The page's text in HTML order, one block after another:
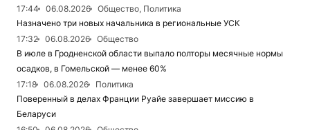
17:44
06.08.2026
Общество, Политика
Назначено три новых начальника в региональные УСК
17:32
06.08.2026
Общество
В июле в Гродненской области выпало полторы месячные нормы
осадков, в Гомельской — менее 60%
17:18
06.08.2026
Политика
Поверенный в делах Франции Руайе завершает миссию в
Беларуси